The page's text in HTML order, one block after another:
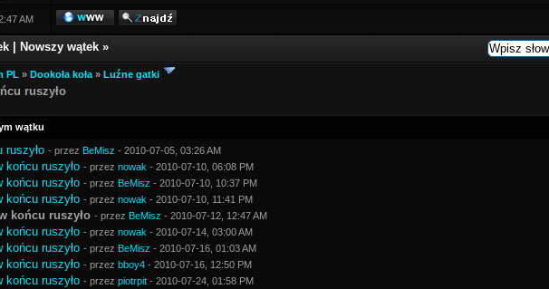
AM
Nowszy wątek »
PL » Dookoła koła » Luźne gatki
ruszyło
wątku
ruszyło - przez BeMisz - 2010-07-05, 03:26 AM
końcu ruszyło - przez nowak - 2010-07-10, 06:08 PM
końcu ruszyło - przez BeMisz - 2010-07-10, 10:37 PM
końcu ruszyło - przez nowak - 2010-07-10, 11:41 PM
końcu ruszyło - przez BeMisz - 2010-07-12, 12:47 AM
końcu ruszyło - przez nowak - 2010-07-14, 03:00 AM
końcu ruszyło - przez BeMisz - 2010-07-16, 01:03 AM
końcu ruszyło - przez bboy4 - 2010-07-16, 12:50 PM
końcu ruszyło - przez piotrpit - 2010-07-24, 01:58 PM